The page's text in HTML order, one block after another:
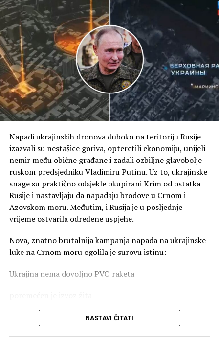
će to ići na način dobar po SAD”, rekao je on.
(Tanjug)
Napadi ukrajinskih dronova duboko na teritoriju Rusije
izazvali su nestašice goriva, opteretili ekonomiju, unijeli
nemir među obične građane i zadali ozbiljne glavobolje
ruskom predsjedniku Vladimiru Putinu. Uz to, ukrajinske
snage su praktično odsjekle okupirani Krim od ostatka
Rusije i nastavljaju da napadaju brodove u Crnom i
Azovskom moru. Međutim, i Rusija je u posljednje
vrijeme ostvarila određene uspjehe.
Nova, znatno brutalnija kampanja napada na ukrajinske
luke na Crnom moru ogolila je surovu istinu:
Ukrajina nema dovoljno PVO raketa
skresani su prihodi države
zaustavljene isporuke oružja ukrajinskoj vojsci
NASTAVI ČITATI